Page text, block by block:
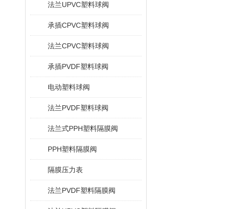
法兰UPVC塑料球阀
承插CPVC塑料球阀
法兰CPVC塑料球阀
承插PVDF塑料球阀
电动塑料球阀
法兰PVDF塑料球阀
法兰式PPH塑料隔膜阀
PPH塑料隔膜阀
隔膜压力表
法兰PVDF塑料隔膜阀